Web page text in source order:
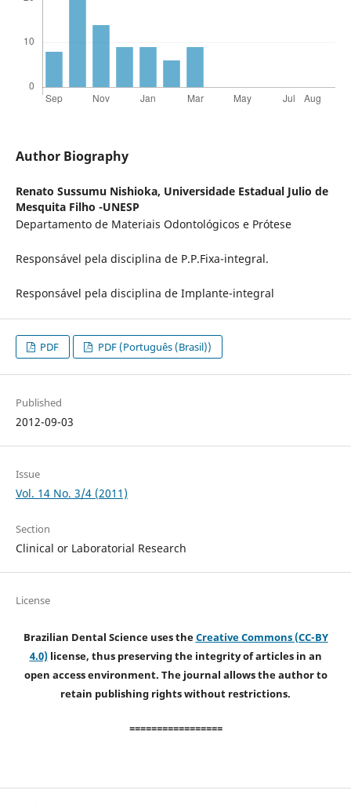
Author Biography
Renato Sussumu Nishioka, Universidade Estadual Julio de
Mesquita Filho -UNESP
Departamento de Materiais Odontológicos e Prótese
Responsável pela disciplina de P.P.Fixa-integral.
Responsável pela disciplina de Implante-integral
PDF PDF (Português (Brasil))
Published
2012-09-03
Issue
Vol. 14 No. 3/4 (2011)
Section
Clinical or Laboratorial Research
License
Brazilian Dental Science uses theCreative Commons (CC-BY
4.0)license, thus preserving the integrity of articles in an
open access environment. The journal allows the author to
retain publishing rights without restrictions.
=================